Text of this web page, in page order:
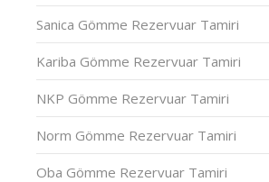
Sanica Gömme Rezervuar Tamiri
Kariba Gömme Rezervuar Tamiri
NKP Gömme Rezervuar Tamiri
Norm Gömme Rezervuar Tamiri
Oba Gömme Rezervuar Tamiri